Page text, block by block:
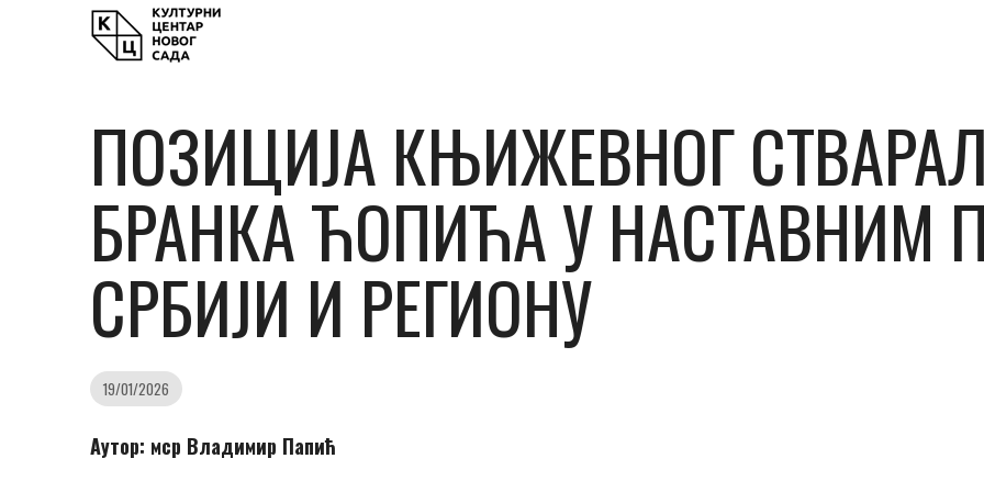
ПОЗИЦИЈА КЊИЖЕВНОГ
БРАНКА ЋОПИЋА У НАСТАВНИМ
СРБИЈИ И РЕГИОНУ
19/01/2026
Аутор: мср Владимир Папић